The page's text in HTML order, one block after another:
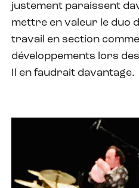
justement paraissent
mettre en valeur le duo
travail en section
développements lors
Il en faudrait davantage.